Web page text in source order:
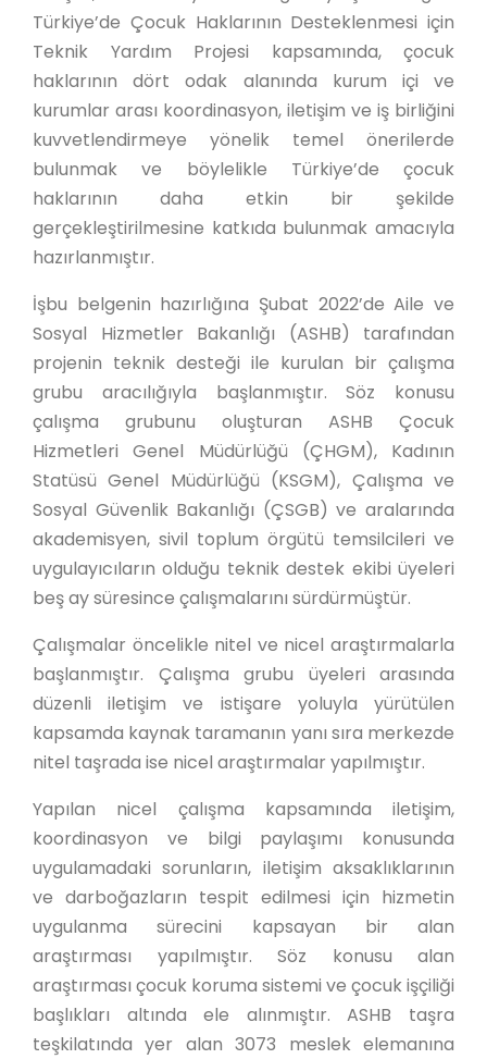
Türkiye’de Çocuk Haklarının Desteklenmesi için
Teknik Yardım Projesi kapsamında, çocuk
haklarının dört odak alanında kurum içi ve
kurumlar arası koordinasyon, iletişim ve iş birliğini
kuvvetlendirmeye yönelik temel önerilerde
bulunmak ve böylelikle Türkiye’de çocuk
haklarının daha etkin bir şekilde
gerçekleştirilmesine katkıda bulunmak amacıyla
hazırlanmıştır.
İşbu belgenin hazırlığına Şubat 2022’de Aile ve
Sosyal Hizmetler Bakanlığı (ASHB) tarafından
projenin teknik desteği ile kurulan bir çalışma
grubu aracılığıyla başlanmıştır. Söz konusu
çalışma grubunu oluşturan ASHB Çocuk
Hizmetleri Genel Müdürlüğü (ÇHGM), Kadının
Statüsü Genel Müdürlüğü (KSGM), Çalışma ve
Sosyal Güvenlik Bakanlığı (ÇSGB) ve aralarında
akademisyen, sivil toplum örgütü temsilcileri ve
uygulayıcıların olduğu teknik destek ekibi üyeleri
beş ay süresince çalışmalarını sürdürmüştür.
Çalışmalar öncelikle nitel ve nicel araştırmalarla
başlanmıştır. Çalışma grubu üyeleri arasında
düzenli iletişim ve istişare yoluyla yürütülen
kapsamda kaynak taramanın yanı sıra merkezde
nitel taşrada ise nicel araştırmalar yapılmıştır.
Yapılan nicel çalışma kapsamında iletişim,
koordinasyon ve bilgi paylaşımı konusunda
uygulamadaki sorunların, iletişim aksaklıklarının
ve darboğazların tespit edilmesi için hizmetin
uygulanma sürecini kapsayan bir alan
araştırması yapılmıştır. Söz konusu alan
araştırması çocuk koruma sistemi ve çocuk işçiliği
başlıkları altında ele alınmıştır. ASHB taşra
teşkilatında yer alan 3073 meslek elemanına